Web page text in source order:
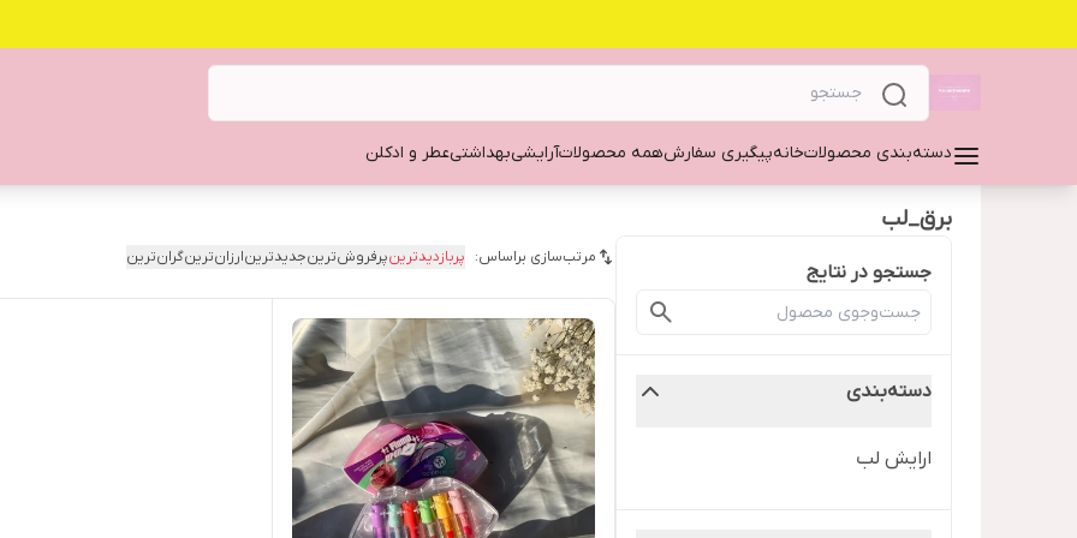
دسته‌بندی محصولاتخانهپیگیری سفارشهمه محصولاتآرایشیبهداشتیعطر و ادکلن
برق_لب
جستجو در نتایج
دسته‌بندی
ارایش لب
مرتب‌سازی براساس: پربازدیدترینپرفروش‌ترینجدیدترینارزان‌ترینگران‌ترین